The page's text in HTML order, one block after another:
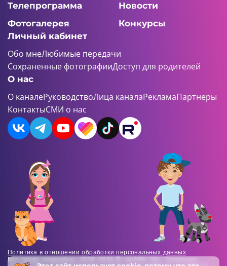
Телепрограмма
Новости
Фотогалерея
Конкурсы
Личный кабинет
Обо мнеЛюбимые передачи
Сохраненные фотографииДоступ для родителей
О нас
О каналеРуководствоЛица каналаРекламаПартнеры
КонтактыСМИ о нас
Политика в отношении обработки персональных данных
Все права защищены. 2018-2026 © «ШАЯН ТВ». Телеканал